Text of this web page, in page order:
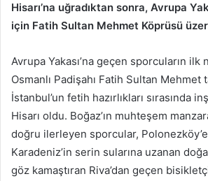
Hisarı’na uğradıktan sonra, Avrupa
için Fatih Sultan Mehmet Köprüsü
Avrupa Yakası’na geçen sporcuların ilk
Osmanlı Padişahı Fat­ih Sultan Mehmet
İstanbul’un fetih­ hazırlıkları sırasında
Hisarı oldu. Boğaz’ın muhteşem
doğru ilerleyen sporcular,
Karadeni­z’­in seri­n sularına uzanan
göz kamaştıran Riva’dan geçen